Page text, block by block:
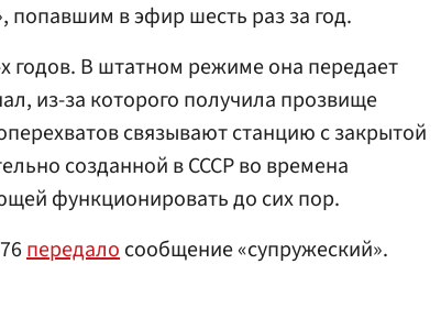
попавшим в эфир шесть раз за год.
годов. В штатном режиме она передает
из-за которого получила прозвище
связывают станцию с закрытой
созданной в СССР во времена
функционировать до сих пор.
передалосообщение «супружеский».